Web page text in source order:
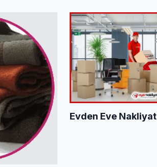
Evden Eve Nakliyat